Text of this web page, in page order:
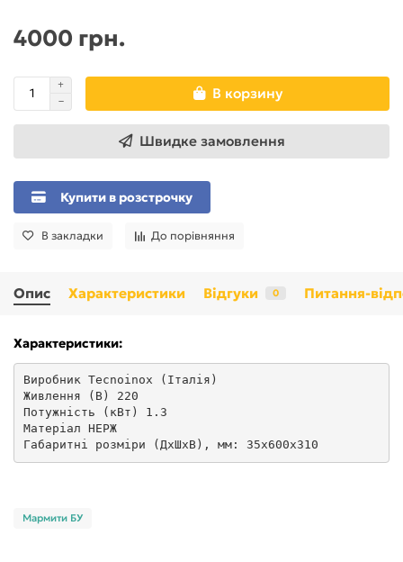
4000 грн.
В корзину
Швидке замовлення
Купити в розстрочку
В закладки До порівняння
Опис Характеристики Відгуки 0 Питання-
Характеристики:
Виробник Tecnoinox (Італія)
Живлення (В) 220
Потужність (кВт) 1.3
Матеріал НЕРЖ
Габаритні розміри (ДхШхВ), мм: 35х600х310
Мармити БУ